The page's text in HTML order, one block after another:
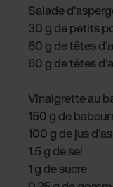
Salade
30 g de petits
60 g de têtes
60 g de têtes
Vinaigrette au
150 g de
100 g de jus
1.5 g de sel
1 g de sucre